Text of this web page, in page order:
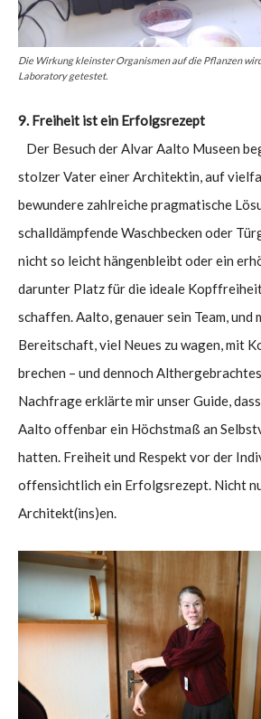
Die Wirkung kleinster Organismen auf die Pflanzen
Laboratory getestet.
9. Freiheit ist ein Erfolgsrezept
Der Besuch der Alvar Aalto Museen
stolzer Vater einer Architektin, auf
bewundere zahlreiche pragmatische
schalldämpfende Waschbecken oder
nicht so leicht hängenbleibt oder ein
darunter Platz für die ideale
schaffen. Aalto, genauer sein Team, und
Bereitschaft, viel Neues zu wagen, mit
brechen – und dennoch
Nachfrage erklärte mir unser Guide,
Aalto offenbar ein Höchstmaß an
hatten. Freiheit und Respekt vor der
offensichtlich ein Erfolgsrezept. Nicht
Architekt(ins)en.